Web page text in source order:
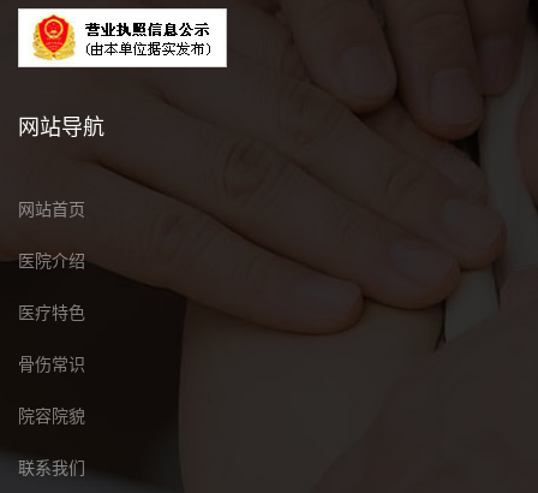
网站导航
网站首页
医院介绍
医疗特色
骨伤常识
院容院貌
联系我们